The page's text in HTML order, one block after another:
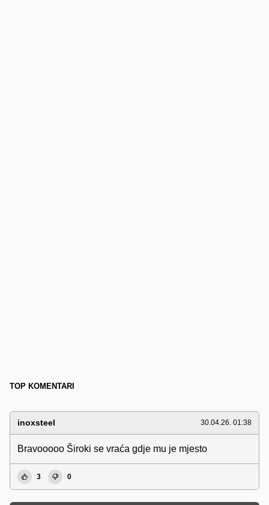
TOP KOMENTARI
inoxsteel 30.04.26. 01:38
Bravooooo Široki se vraća gdje mu je mjesto
3 0